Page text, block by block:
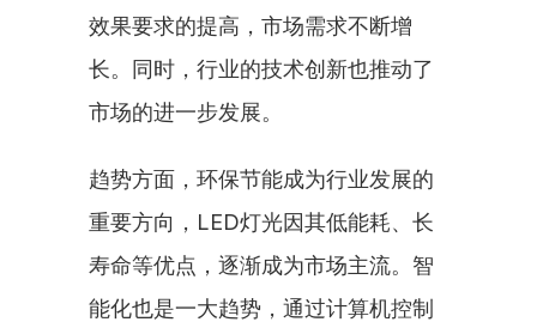
效果要求的提高，市场需求不断增
长。同时，行业的技术创新也推动了
市场的进一步发展。
趋势方面，环保节能成为行业发展的
重要方向，LED灯光因其低能耗、长
寿命等优点，逐渐成为市场主流。智
能化也是一大趋势，通过计算机控制